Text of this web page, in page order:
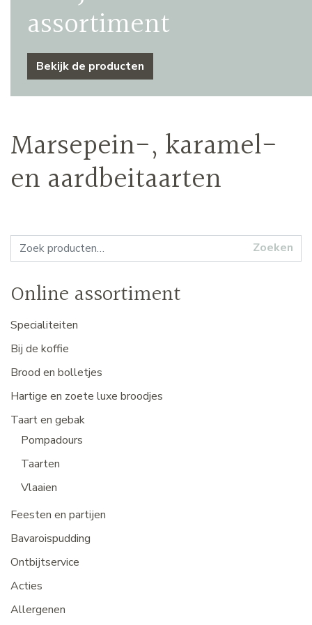
assortiment
Bekijk de producten
Marsepein-, karamel-
en aardbeitaarten
Zoeken naar: Zoeken
Online assortiment
Specialiteiten
Bij de koffie
Brood en bolletjes
Hartige en zoete luxe broodjes
Taart en gebak
Pompadours
Taarten
Vlaaien
Feesten en partijen
Bavaroispudding
Ontbijtservice
Acties
Allergenen